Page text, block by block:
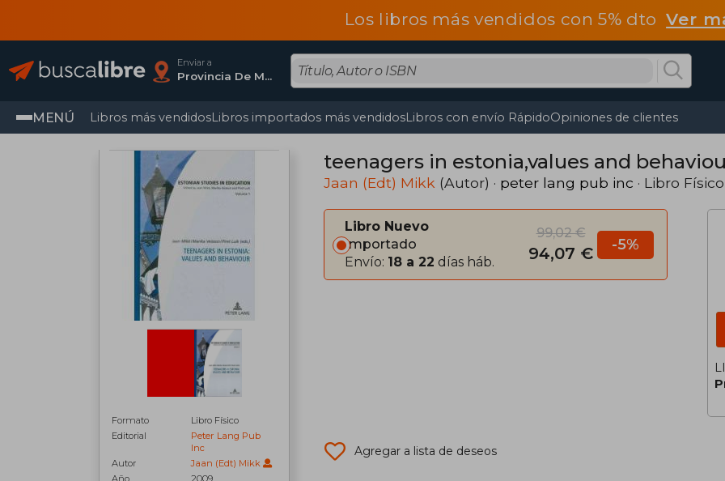
Los libros más vendidos con 5% dtoVer
Enviar a
Provincia De Madrid
MENÚ Libros más vendidosLibros importados más vendidosLibros con envío RápidoOpiniones de clientes
Formato
Libro Físico
Editorial
Peter Lang Pub
Inc
Autor
Jaan (edt) Mikk
teenagers in estonia,values and
Jaan (Edt) Mikk (Autor) · peter lang pub inc · Libro Físico
Libro Nuevo
Importado
Envío: 18 a 22 días háb.
99,02 €
94,07 € -5%
Agregar a lista de deseos